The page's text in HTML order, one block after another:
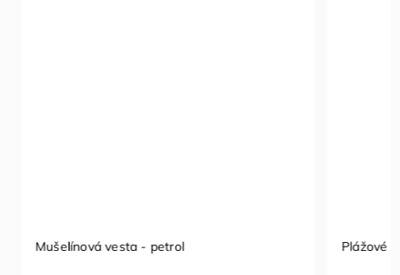
Mušelínová vesta - petrol Plážové